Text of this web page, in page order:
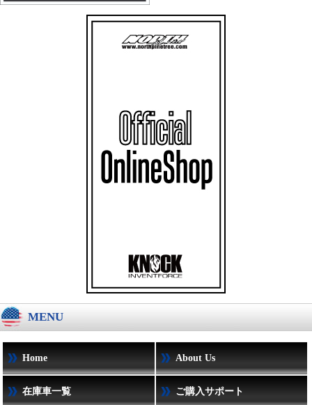
MENU
Home About Us
在庫車一覧 ご購入サポート